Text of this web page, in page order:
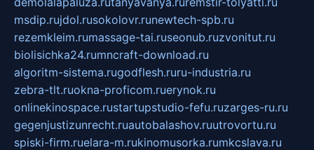
msdip.rujdol.rusokolovr.runewtech-spb.ru
rezemkleim.rumassage-tai.ruseonub.ruzvonitut.ru
biolisichka24.rumncraft-download.ru
algoritm-sistema.rugodflesh.ruru-industria.ru
zebra-tlt.ruokna-proficom.ruerynok.ru
onlinekinospace.rustartupstudio-fefu.ruzarges-ru.ru
gegenjustizunrecht.ruautobalashov.ruutrovortu.ru
spiski-firm.ruelara-m.rukinomusorka.rumkcslava.ru